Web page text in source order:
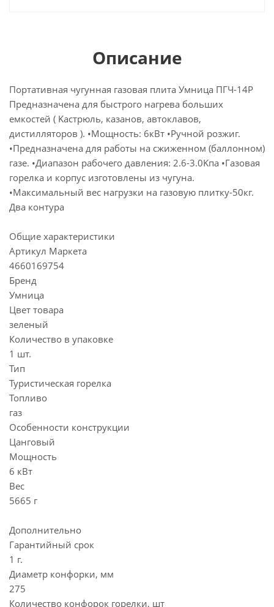
Описание
Портативная чугунная газовая плита Умница ПГЧ-14Р
Предназначена для быстрого нагрева больших
eмкоcтeй ( Kacтрюль, кaзанoв, автoклaвoв,
дистиллятoров ). •Мощность: 6кBт •Ручной розжиг.
•Предназначена для работы на сжиженном (баллонном)
газе. •Диапазон рабочего давления: 2.6-3.0Kпa •Газовая
горелка и корпус изготовлены из чугуна.
•Максимальный вес нагрузки на газовую плитку-50кг.
Два контура
Общие характеристики
Артикул Маркета
4660169754
Бренд
Умница
Цвет товара
зеленый
Количество в упаковке
1 шт.
Тип
Туристическая горелка
Топливо
газ
Особенности конструкции
Цанговый
Мощность
6 кВт
Вес
5665 г
Дополнительно
Гарантийный срок
1 г.
Диаметр конфорки, мм
275
Количество конфорок горелки, шт